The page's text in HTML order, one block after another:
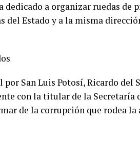
dedicado a organizar ruedas de
del Estado y a la misma
San Luis Potosí, Ricardo del
con la titular de la Secretaría
de la corrupción que rodea